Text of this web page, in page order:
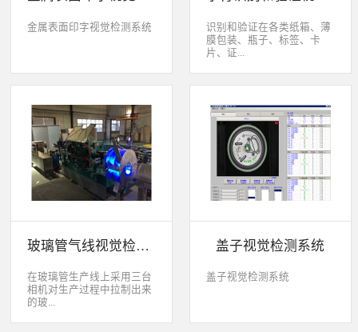
金属表面印字视觉检测系统
识别和验证在各类纸箱、薄
膜包装、瓶子、标签、卡
片、证...
打印或热移印的数字、字
母、符号，检测喷码或打印
缺失、错喷、漏喷等缺陷。
采检测速度可达每秒20件产
品以上。该系统可广泛应用
于各种产品生产日期、批
号、产品代码打印品质检测
以及字符数字读取验证等。
玻璃管气线视觉检测系统
在玻璃管生产线上采用三台
相机对生产过程中拉制出来
的玻...
盖子视觉检测系统
盖子视觉检测系统